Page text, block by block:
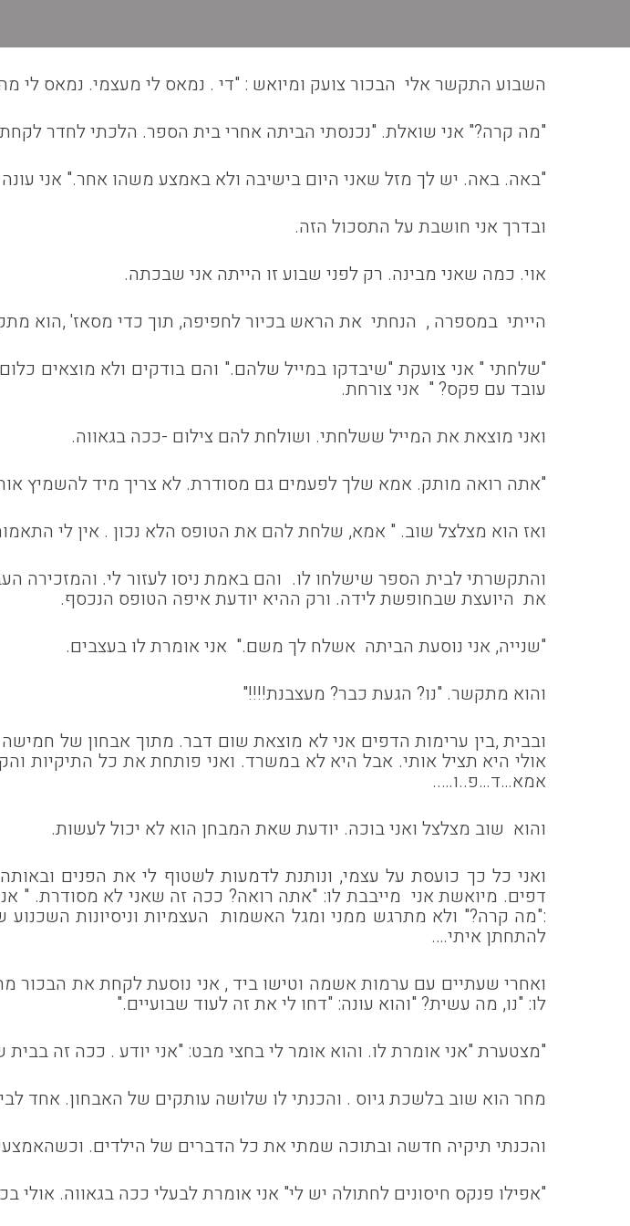
השבוע התקשר אלי הבכור צועק ומיואש : "די . נמאס לי מעצמי. נמאס לי
"מה קרה?" אני שואלת. "נכנסתי הביתה אחרי בית הספר. הלכתי לחדר
"באה. באה. יש לך מזל שאני היום בישיבה ולא באמצע משהו אחר." אני עונה
ובדרך אני חושבת על התסכול הזה.
אוי. כמה שאני מבינה. רק לפני שבוע זו הייתה אני שבכתה.
הייתי במספרה , הנחתי את הראש בכיור לחפיפה, תוך כדי מסאז' ,הוא
"שלחתי " אני צועקת "שיבדקו במייל שלהם." והם בודקים ולא מוצאים
עובד עם פקס? " אני צורחת.
ואני מוצאת את המייל ששלחתי. ושולחת להם צילום -ככה בגאווה.
"אתה רואה מותק. אמא שלך לפעמים גם מסודרת. לא צריך מיד להשמיץ
ואז הוא מצלצל שוב. " אמא, שלחת להם את הטופס הלא נכון . אין לי
והתקשרתי לבית הספר שישלחו לו. והם באמת ניסו לעזור לי.
את היועצת שבחופשת לידה. ורק ההיא יודעת איפה הטופס הנכסף.
"שנייה, אני נוסעת הביתה אשלח לך משם." אני אומרת לו בעצבים.
והוא מתקשר. "נו? הגעת כבר? מעצבנת!!!!"
ובבית ,בין ערימות הדפים אני לא מוצאת שום דבר. מתוך אבחון של
אולי היא תציל אותי. אבל היא לא במשרד. ואני פותחת את כל התיקיות
אמא…ד…פ..ו…..
והוא שוב מצלצל ואני בוכה. יודעת שאת המבחן הוא לא יכול לעשות.
ואני כל כך כועסת על עצמי, ונותנת לדמעות לשטוף לי את הפנים
דפים. מיואשת אני מייבבת לו: "אתה רואה? ככה זה שאני לא מסודרת. "
:"מה קרה?" ולא מתרגש ממני ומגל האשמות העצמיות וניסיונות
להתחתן איתי….
ואחרי שעתיים עם ערמות אשמה וטישו ביד , אני נוסעת לקחת את הבכור
לו: "נו, מה עשית? "והוא עונה: "דחו לי את זה לעוד שבועיים."
"מצטערת "אני אומרת לו. והוא אומר לי בחצי מבט: "אני יודע . ככה זה
מחר הוא שוב בלשכת גיוס . והכנתי לו שלושה עותקים של האבחון. אחד
והכנתי תיקיה חדשה ובתוכה שמתי את כל הדברים של הילדים.
"אפילו פנקס חיסונים לחתולה יש לי" אני אומרת לבעלי ככה בגאווה.